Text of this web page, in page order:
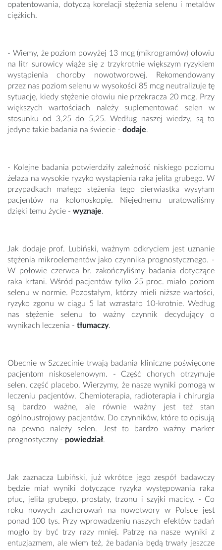
opatentowania, dotyczą korelacji stężenia selenu i metalów
ciężkich.
- Wiemy, że poziom powyżej 13 mcg (mikrogramów) ołowiu
na litr surowicy wiąże się z trzykrotnie większym ryzykiem
wystąpienia choroby nowotworowej. Rekomendowany
przez nas poziom selenu w wysokości 85 mcg neutralizuje tę
sytuację, kiedy stężenie ołowiu nie przekracza 20 mcg. Przy
większych wartościach należy suplementować selen w
stosunku od 3,25 do 5,25. Według naszej wiedzy, są to
jedyne takie badania na świecie - dodaje.
- Kolejne badania potwierdziły zależność niskiego poziomu
żelaza na wysokie ryzyko wystąpienia raka jelita grubego. W
przypadkach małego stężenia tego pierwiastka wysyłam
pacjentów na kolonoskopię. Niejednemu uratowaliśmy
dzięki temu życie - wyznaje.
Jak dodaje prof. Lubiński, ważnym odkryciem jest uznanie
stężenia mikroelementów jako czynnika prognostycznego. -
W połowie czerwca br. zakończyliśmy badania dotyczące
raka krtani. Wśród pacjentów tylko 25 proc. miało poziom
selenu w normie. Pozostałym, którzy mieli niższe wartości,
ryzyko zgonu w ciągu 5 lat wzrastało 10-krotnie. Według
nas stężenie selenu to ważny czynnik decydujący o
wynikach leczenia - tłumaczy.
Obecnie w Szczecinie trwają badania kliniczne poświęcone
pacjentom niskoselenowym. - Część chorych otrzymuje
selen, część placebo. Wierzymy, że nasze wyniki pomogą w
leczeniu pacjentów. Chemioterapia, radioterapia i chirurgia
są bardzo ważne, ale równie ważny jest też stan
ogólnoustrojowy pacjentów. Do czynników, które to opisują
na pewno należy selen. Jest to bardzo ważny marker
prognostyczny - powiedział.
Jak zaznacza Lubiński, już wkrótce jego zespół badawczy
będzie miał wyniki dotyczące ryzyka występowania raka
płuc, jelita grubego, prostaty, trzonu i szyjki macicy. - Co
roku nowych zachorowań na nowotwory w Polsce jest
ponad 100 tys. Przy wprowadzeniu naszych efektów badań
mogło by być trzy razy mniej. Patrzę na nasze wyniki z
entuzjazmem, ale wiem też, że badania będą trwały jeszcze